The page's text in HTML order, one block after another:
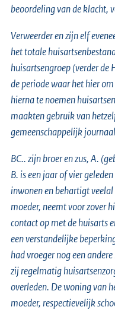
beoordeling van de klacht,
Verweerder en zijn elf
het totale
huisartsengroep (verder de
de periode waar het hier
hierna te noemen
maakten gebruik van
gemeenschappelijk
BC.. zijn broer en zus, A.
B. is een jaar of vier
inwonen en behartigt
moeder, neemt voor zover
contact op met de huisarts
een verstandelijke
had vroeger nog een
zij regelmatig
overleden. De woning van
moeder, respectievelijk